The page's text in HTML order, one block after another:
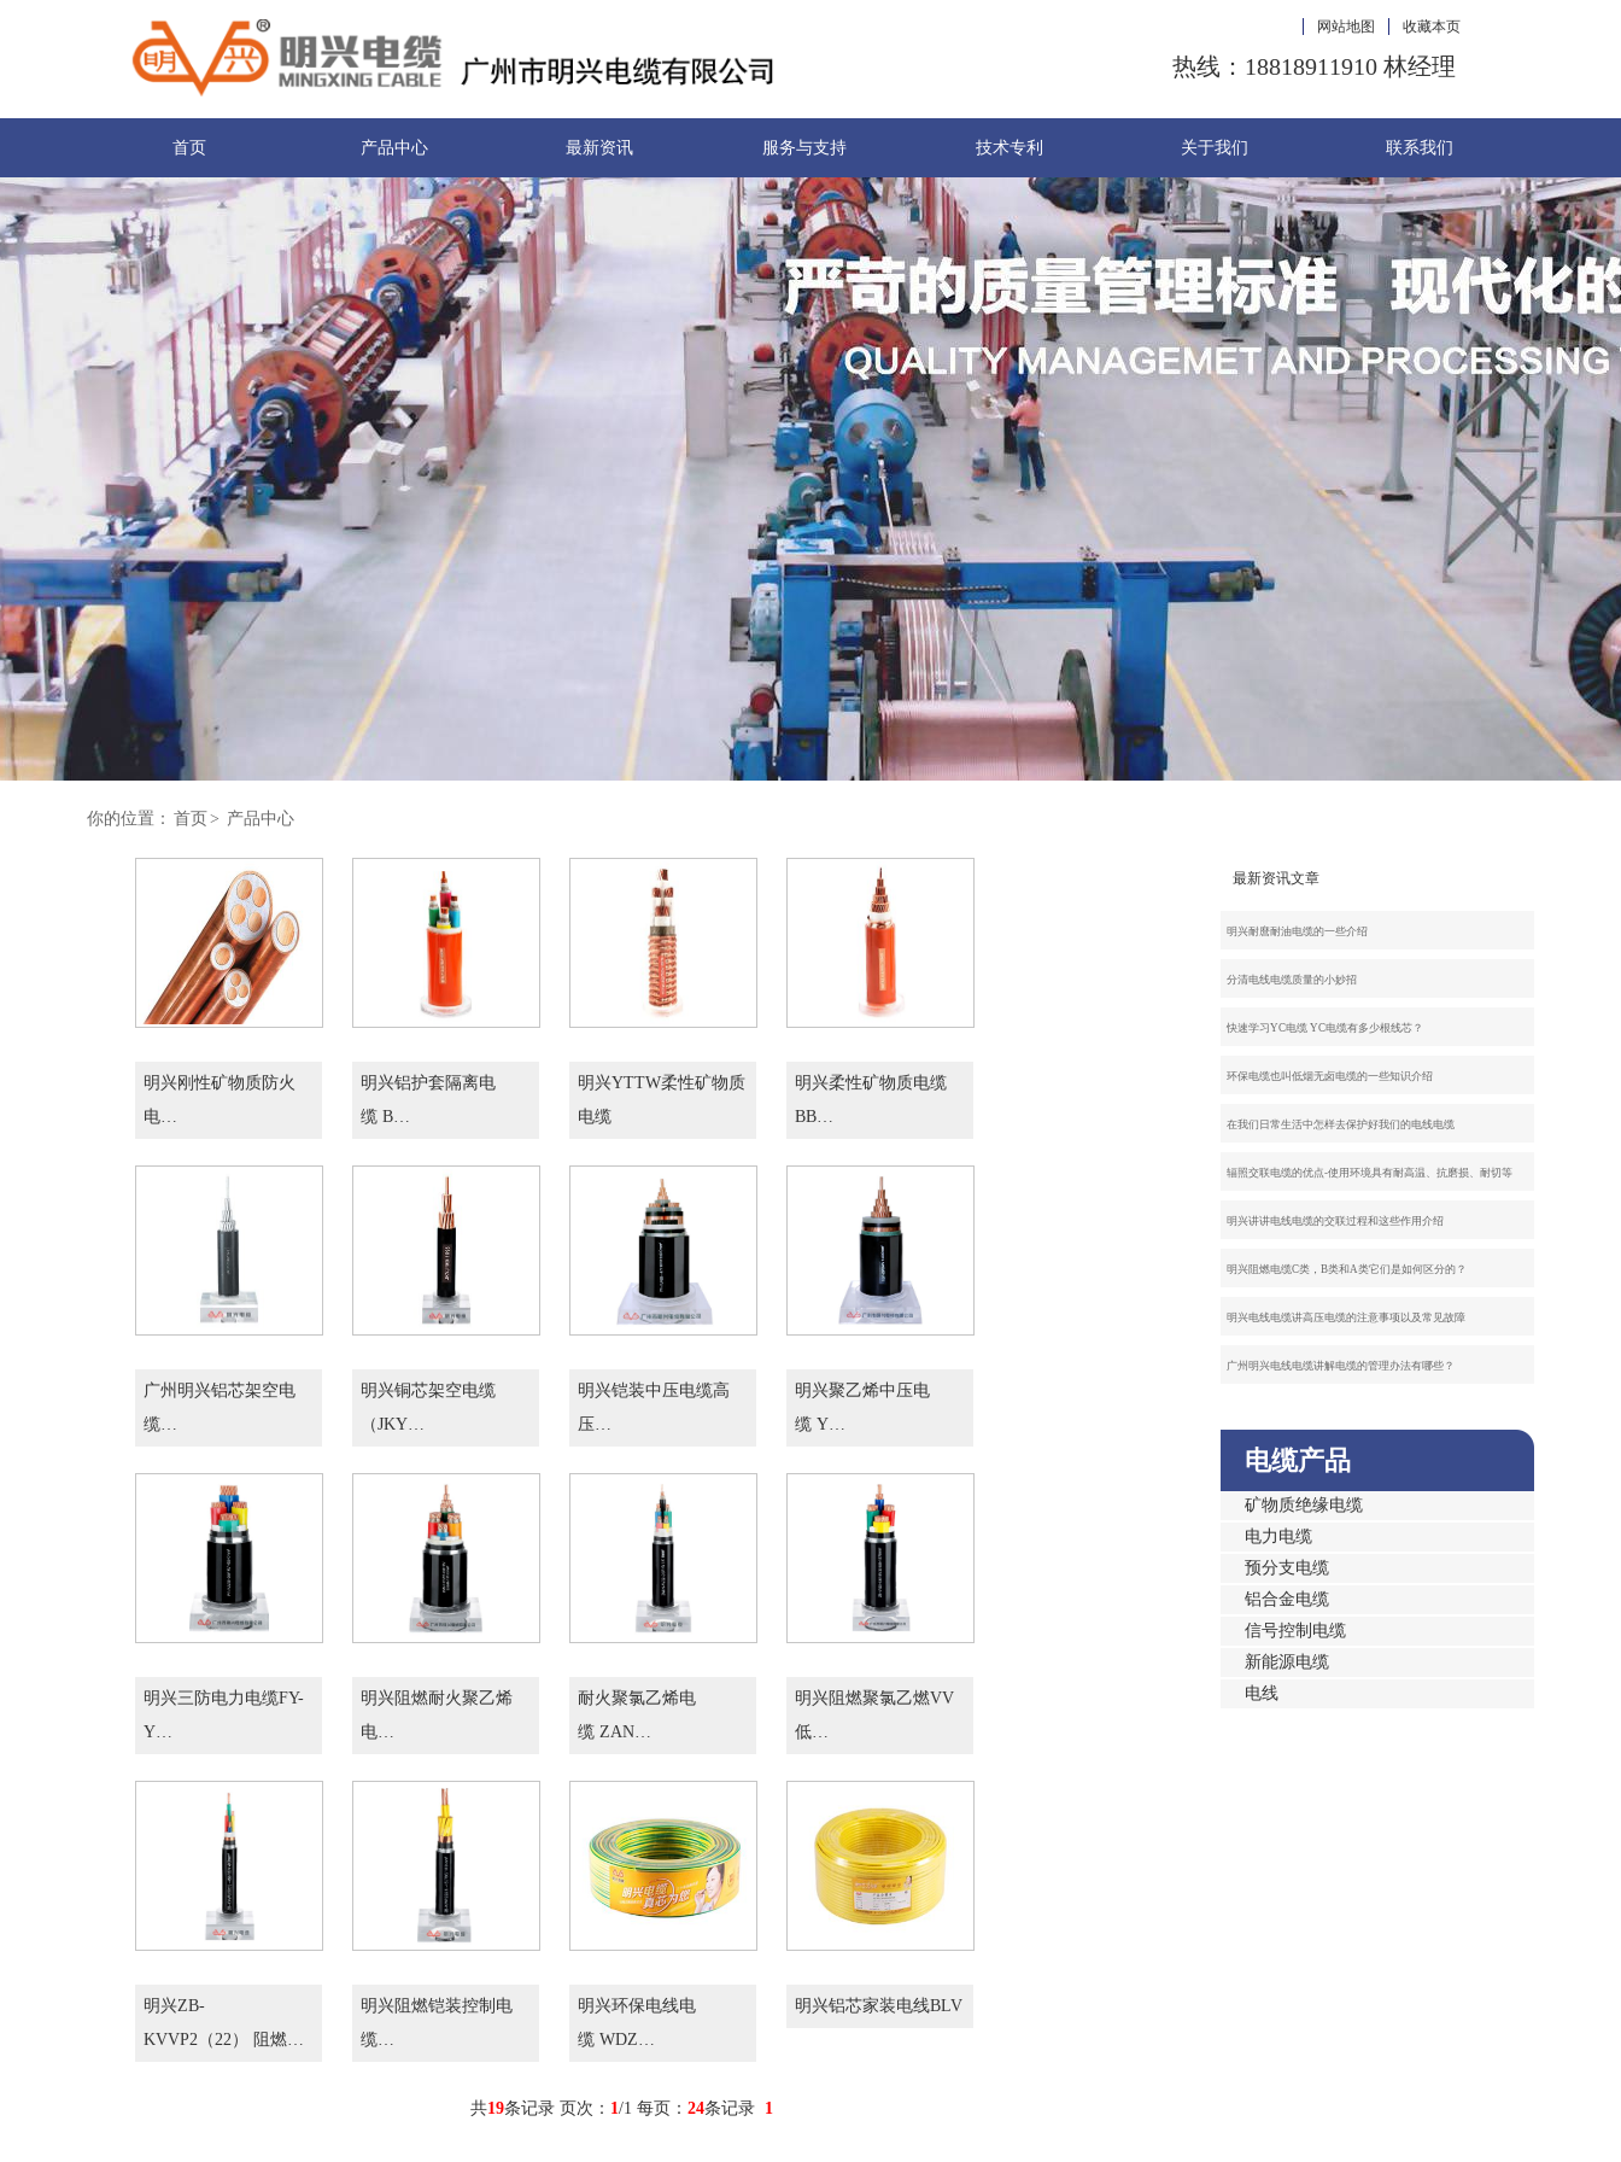
收藏本页
网站地图
热线：18818911910 林经理
首页 产品中心 最新资讯 服务与支持 技术专利 关于我们 联系我们
你的位置： 首页 > 产品中心
最新资讯文章
明兴耐麿耐油电缆的一些介绍
分清电线电缆质量的小妙招
快速学习YC电缆 YC电缆有多少根线芯？
环保电缆也叫低烟无卤电缆的一些知识介绍
在我们日常生活中怎样去保护好我们的电线电缆
辐照交联电缆的优点-使用环境具有耐高温、抗磨损、耐切等
明兴讲讲电线电缆的交联过程和这些作用介绍
明兴阻燃电缆C类，B类和A类它们是如何区分的？
明兴电线电缆讲高压电缆的注意事项以及常见故障
广州明兴电线电缆讲解电缆的管理办法有哪些？
电缆产品
矿物质绝缘电缆
电力电缆
预分支电缆
铝合金电缆
信号控制电缆
新能源电缆
电线
明兴刚性矿物质防火
电…
明兴铝护套隔离电
缆 B…
明兴YTTW柔性矿物质
电缆
明兴柔性矿物质电缆
BB…
广州明兴铝芯架空电
缆…
明兴铜芯架空电缆
（JKY…
明兴铠装中压电缆高
压…
明兴聚乙烯中压电
缆 Y…
明兴三防电力电缆FY-
Y…
明兴阻燃耐火聚乙烯
电…
耐火聚氯乙烯电
缆 ZAN…
明兴阻燃聚氯乙燃VV
低…
明兴ZB-
KVVP2（22） 阻燃…
明兴阻燃铠装控制电
缆…
明兴环保电线电
缆 WDZ…
明兴铝芯家装电线BLV
共19条记录 页次： 1/1 每页： 24条记录 1